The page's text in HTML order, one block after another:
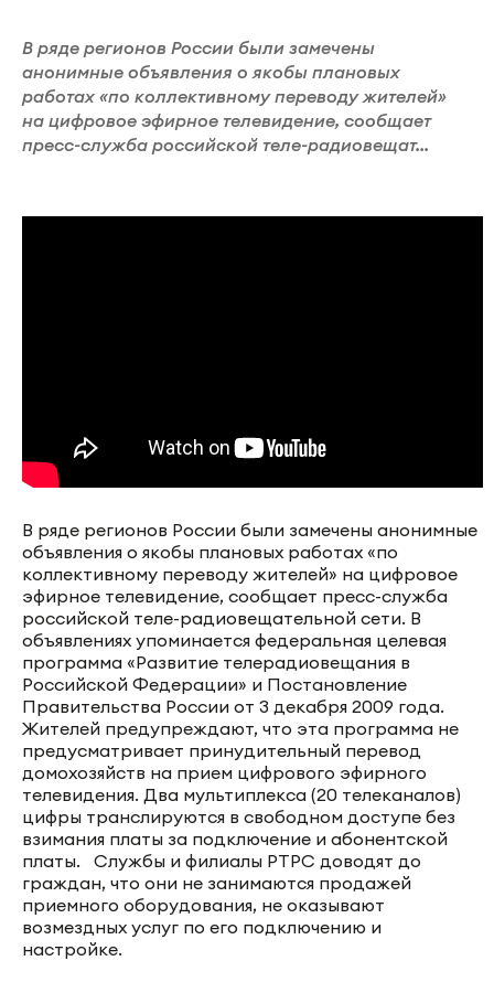
В ряде регионов России были замечены
анонимные объявления о якобы плановых
работах «по коллективному переводу жителей»
на цифровое эфирное телевидение, сообщает
пресс-служба российской теле-радиовещат...
В ряде регионов России были замечены анонимные
объявления о якобы плановых работах «по
коллективному переводу жителей» на цифровое
эфирное телевидение, сообщает пресс-служба
российской теле-радиовещательной сети. В
объявлениях упоминается федеральная целевая
программа «Развитие телерадиовещания в
Российской Федерации» и Постановление
Правительства России от 3 декабря 2009 года.
Жителей предупреждают, что эта программа не
предусматривает принудительный перевод
домохозяйств на прием цифрового эфирного
телевидения. Два мультиплекса (20 телеканалов)
цифры транслируются в свободном доступе без
взимания платы за подключение и абонентской
платы. Службы и филиалы РТРС доводят до
граждан, что они не занимаются продажей
приемного оборудования, не оказывают
возмездных услуг по его подключению и
настройке.